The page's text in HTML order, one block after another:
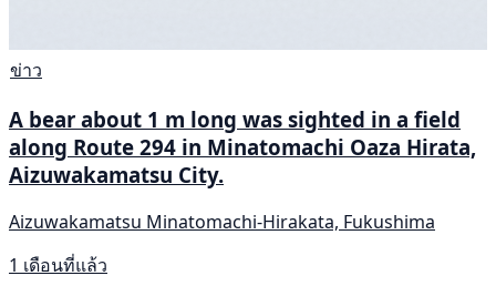
ข่าว
A bear about 1 m long was sighted in a field
along Route 294 in Minatomachi Oaza Hirata,
Aizuwakamatsu City.
Aizuwakamatsu Minatomachi-Hirakata, Fukushima
1 เดือนที่แล้ว